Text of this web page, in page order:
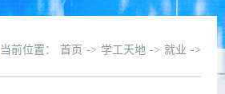
当前位置： 首页 -> 学工天地 -> 就业 ->